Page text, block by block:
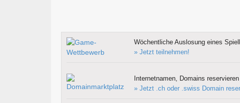
Wöchentliche Auslosung eines
» Jetzt teilnehmen!
Internetnamen, Domains
» Jetzt .ch oder .swiss Domain